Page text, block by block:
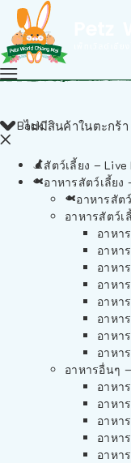
ไม่มีสินค้าในตะกร้า
Back
สัตว์เลี้ยง – Live
อาหารสัตว์เลี้ยง
อาหารสัต
อาหารสัตว์เ
อาหา
อาหา
อาหา
อาหา
อาหา
อาหา
อาหา
อาหา
อาหารอื่นๆ
อาหา
อาหา
อาหา
อาหา
อาหา